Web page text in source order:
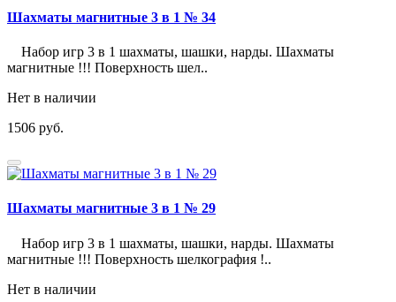
Шахматы магнитные 3 в 1 № 34
Набор игр 3 в 1 шахматы, шашки, нарды. Шахматы
магнитные !!! Поверхность шел..
Нет в наличии
1506 руб.
Шахматы магнитные 3 в 1 № 29
Набор игр 3 в 1 шахматы, шашки, нарды. Шахматы
магнитные !!! Поверхность шелкография !..
Нет в наличии